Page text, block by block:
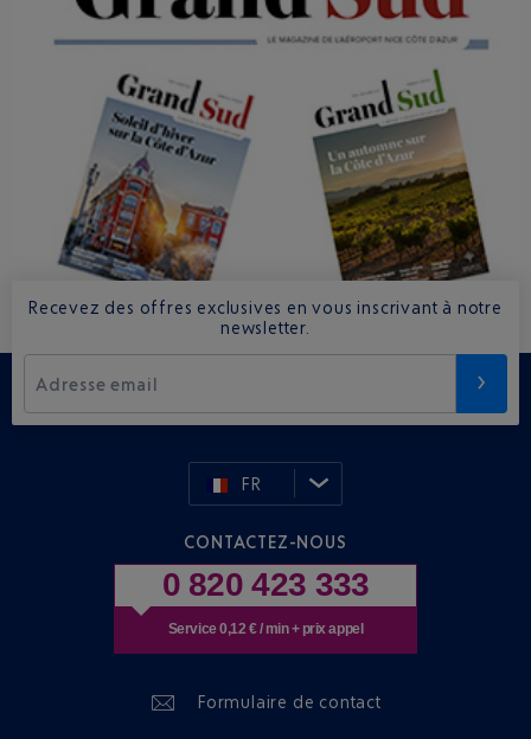
Recevez des offres exclusives en vous inscrivant à notre
newsletter.
Adresse email
FR
CONTACTEZ-NOUS
0 820 423 333
Service 0,12 € / min + prix appel
Formulaire de contact